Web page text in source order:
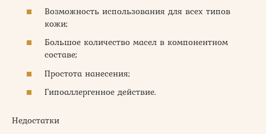
Возможность использования для всех типов
кожи;
Большое количество масел в компонентном
составе;
Простота нанесения;
Гипоаллергенное действие.
Недостатки